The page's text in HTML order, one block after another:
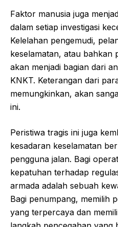
Faktor manusia juga
dalam setiap investigasi
Kelelahan pengemudi,
keselamatan, atau bahkan
akan menjadi bagian dari
KNKT. Keterangan dari
memungkinkan, akan
ini.
Peristiwa tragis ini juga
kesadaran keselamatan
pengguna jalan. Bagi
kepatuhan terhadap
armada adalah sebuah
Bagi penumpang, memilih
yang terpercaya dan